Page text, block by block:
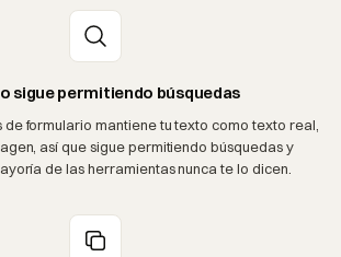
sigue permitiendo búsquedas
formulario mantiene tu texto como texto real,
así que sigue permitiendo búsquedas y
de las herramientas nunca te lo dicen.